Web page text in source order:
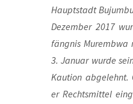
Haupt­stadt
Dezem­ber 2017
fäng­nis Muremb­wa
3. Janu­ar wur­de
Kau­ti­on abge­lehnt.
er Rechts­mit­tel